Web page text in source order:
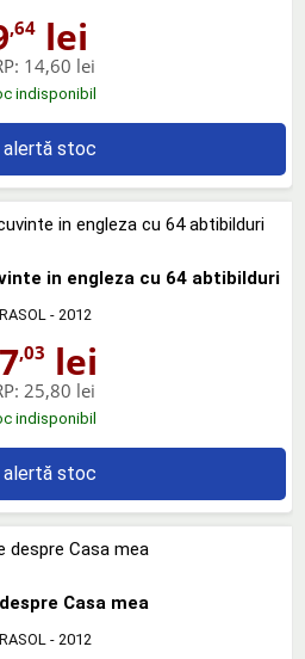
,64lei
14,60 lei
indisponibil
alertă stoc
in engleza cu 64 abtibilduri
- 2012
,03 lei
25,80 lei
indisponibil
alertă stoc
Casa mea
- 2012